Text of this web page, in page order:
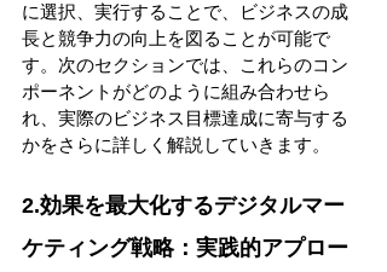
に選択、実行することで、ビジネスの成
長と競争力の向上を図ることが可能で
す。次のセクションでは、これらのコン
ポーネントがどのように組み合わせら
れ、実際のビジネス目標達成に寄与する
かをさらに詳しく解説していきます。
2.効果を最大化するデジタルマー
ケティング戦略：実践的アプロー